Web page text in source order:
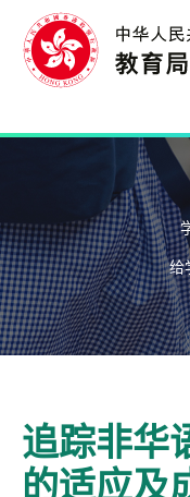
给
追踪非华
的适应及